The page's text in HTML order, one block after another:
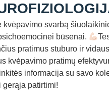
kvėpavimo svarbą
būsenai.
pratimus stuburo ir
kvėpavimo pratimų
informacija su savo
patirtimi!